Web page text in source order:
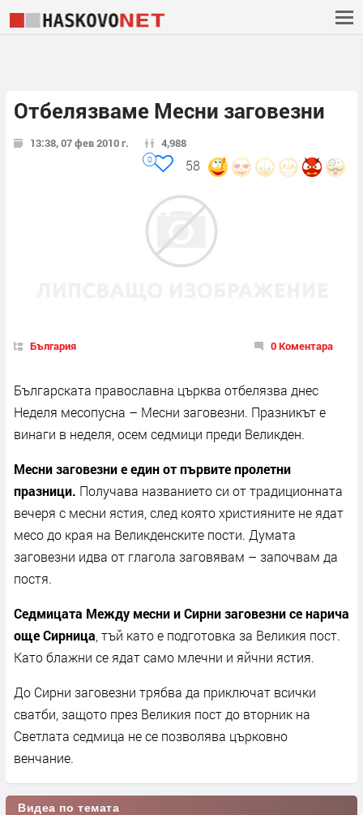
Отбелязваме Месни заговезни
13:38, 07 фев 2010 г. 4,988
58
0
България 0 Коментара
Българската православна църква отбелязва днес
Неделя месопусна – Месни заговезни. Празникът е
винаги в неделя, осем седмици преди Великден.
Месни заговезни е един от първите пролетни
празници. Получава названието си от традиционната
вечеря с месни ястия, след която християните не ядат
месо до края на Великденските пости. Думата
заговезни идва от глагола заговявам – започвам да
постя.
Седмицата Между месни и Сирни заговезни се нарича
още Сирница , тъй като е подготовка за Великия пост.
Като блажни се ядат само млечни и яйчни ястия.
До Сирни заговезни трябва да приключат всички
сватби, защото през Великия пост до вторник на
Светлата седмица не се позволява църковно
венчание.
Видеа по темата